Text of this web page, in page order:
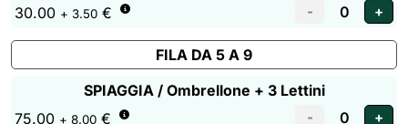
30.00 + 3.50 €
FILA DA 5 A 9
SPIAGGIA / Ombrellone + 3 Lettini
75.00 + 8.00 €